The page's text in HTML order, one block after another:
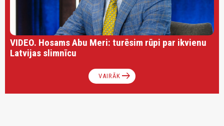
VIDEO. Hosams Abu Meri: turēsim rūpi par ikvienu
Latvijas slimnīcu
VAIRĀK arrow_right_alt